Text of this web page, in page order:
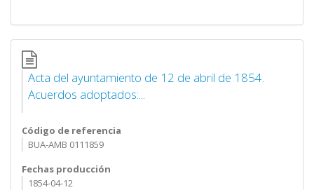
Acta del ayuntamiento de 12 de abril de 1854.
Acuerdos adoptados:...
Código de referencia
BUA-AMB 0111859
Fechas producción
1854-04-12